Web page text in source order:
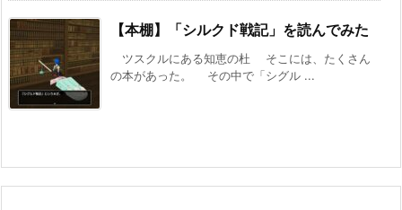
【本棚】「シルクド戦記」を読んでみた
ツスクルにある知恵の杜 そこには、たくさん
の本があった。 その中で「シグル ...